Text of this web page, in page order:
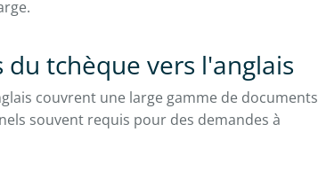
tchèque vers l'anglais
couvrent une large gamme de documents
souvent requis pour des demandes à